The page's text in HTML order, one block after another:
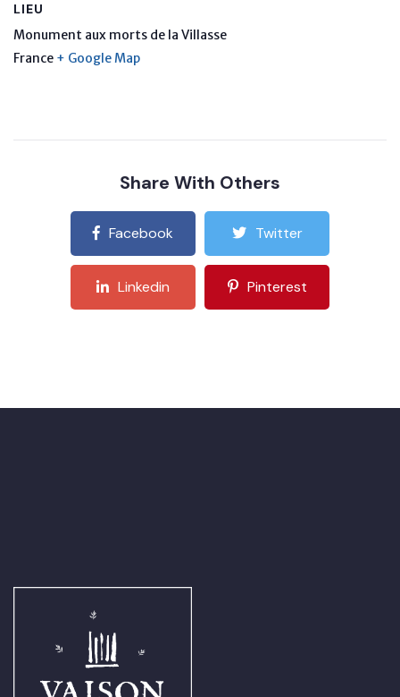
LIEU
Monument aux morts de la Villasse
France + Google Map
Share With Others
Facebook Twitter
Linkedin Pinterest